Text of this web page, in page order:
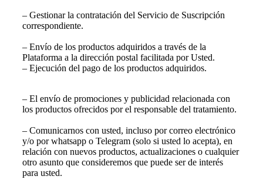
– Gestionar la contratación del Servicio de Suscripción
correspondiente.
– Envío de los productos adquiridos a través de la
Plataforma a la dirección postal facilitada por Usted.
– Ejecución del pago de los productos adquiridos.
– El envío de promociones y publicidad relacionada con
los productos ofrecidos por el responsable del tratamiento.
– Comunicarnos con usted, incluso por correo electrónico
y/o por whatsapp o Telegram (solo si usted lo acepta), en
relación con nuevos productos, actualizaciones o cualquier
otro asunto que consideremos que puede ser de interés
para usted.